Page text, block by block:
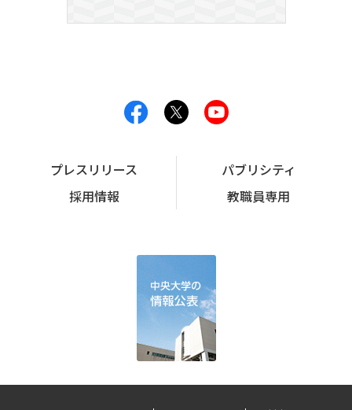
プレスリリース
パブリシティ
採用情報
教職員専用